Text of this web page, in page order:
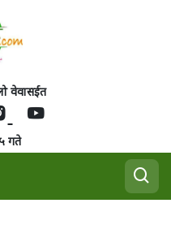
वेवासईत
गते